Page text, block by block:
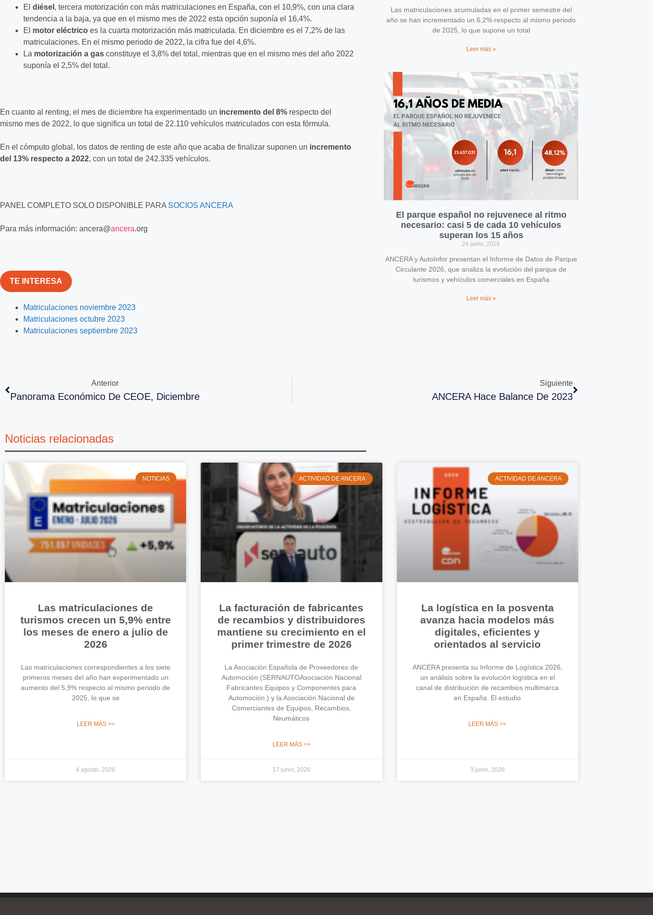
El diésel , tercera motorización con más matriculaciones en España, con el 10,9%, con una clara
tendencia a la baja, ya que en el mismo mes de 2022 esta opción suponía el 16,4%.
El motor eléctrico es la cuarta motorización más matriculada. En diciembre es el 7,2% de las
matriculaciones. En el mismo periodo de 2022, la cifra fue del 4,6%.
La motorización a gas constituye el 3,8% del total, mientras que en el mismo mes del año 2022
suponía el 2,5% del total.
En cuanto al renting, el mes de diciembre ha experimentado un incremento del 8% respecto del
mismo mes de 2022, lo que significa un total de 22.110 vehículos matriculados con esta fórmula.
En el cómputo global, los datos de renting de este año que acaba de finalizar suponen un incremento
del 13% respecto a 2022, con un total de 242.335 vehículos.
PANEL COMPLETO SOLO DISPONIBLE PARA SOCIOS ANCERA
Para más información: ancera@ancera.org
TE INTERESA
Matriculaciones noviembre 2023
Matriculaciones octubre 2023
Matriculaciones septiembre 2023
Las matriculaciones acumuladas en el primer semestre del
año se han incrementado un 6,2% respecto al mismo periodo
de 2025, lo que supone un total
Leer más »
El parque español no rejuvenece al ritmo
necesario: casi 5 de cada 10 vehículos
superan los 15 años
24 junio, 2026
ANCERA y AutoInfor presentan el Informe de Datos de Parque
Circulante 2026, que analiza la evolución del parque de
turismos y vehículos comerciales en España
Leer más »
Anterior
Panorama Económico De CEOE, Diciembre
Siguiente
ANCERA Hace Balance De 2023
Noticias relacionadas
NOTICIAS
Las matriculaciones de
turismos crecen un 5,9% entre
los meses de enero a julio de
2026
Las matriculaciones correspondientes a los siete
primeros meses del año han experimentado un
aumento del 5,9% respecto al mismo periodo de
2025, lo que se
LEER MÁS >>
4 agosto, 2026
ACTIVIDAD DE ANCERA
La facturación de fabricantes
de recambios y distribuidores
mantiene su crecimiento en el
primer trimestre de 2026
La Asociación Española de Proveedores de
Automoción (SERNAUTOAsociación Nacional
Fabricantes Equipos y Componentes para
Automoción.) y la Asociación Nacional de
Comerciantes de Equipos, Recambios,
Neumáticos
LEER MÁS >>
17 junio, 2026
ACTIVIDAD DE ANCERA
La logística en la posventa
avanza hacia modelos más
digitales, eficientes y
orientados al servicio
ANCERA presenta su Informe de Logística 2026,
un análisis sobre la evolución logística en el
canal de distribución de recambios multimarca
en España. El estudio
LEER MÁS >>
3 junio, 2026